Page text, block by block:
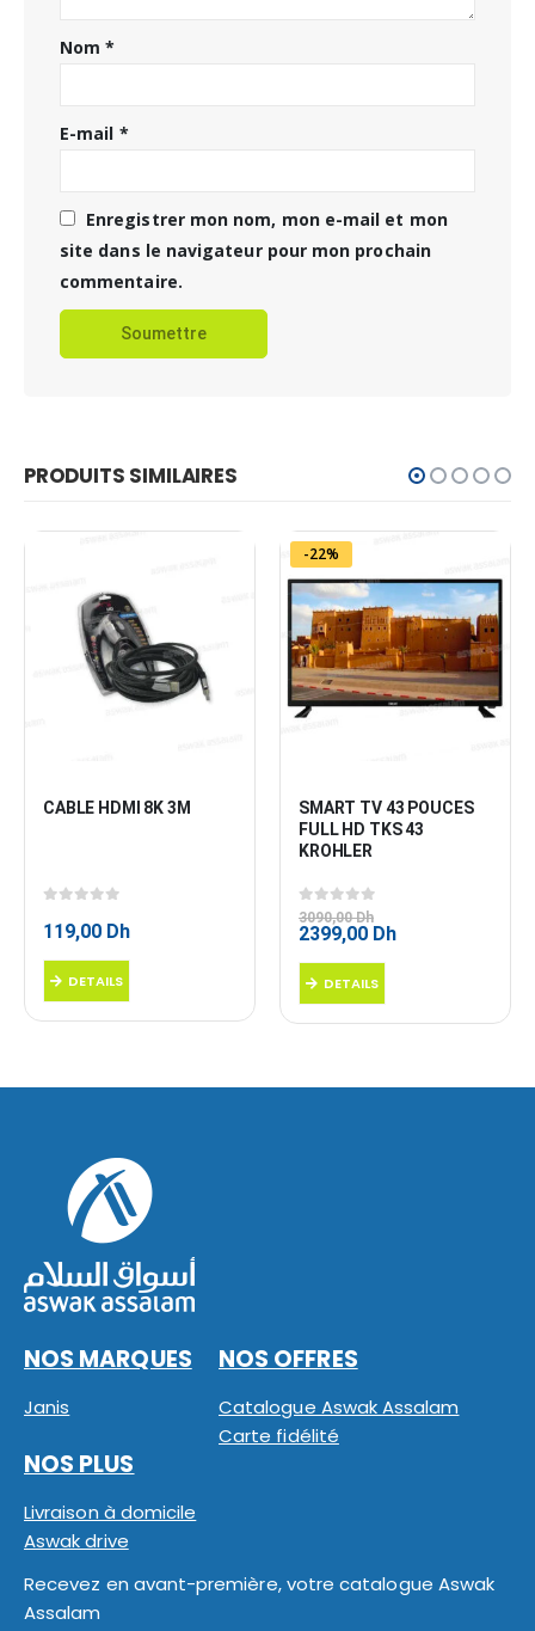
Nom*
E-mail *
Enregistrer mon nom, mon e-mail et mon
site dans le navigateur pour mon prochain
commentaire.
PRODUITS SIMILAIRES
CABLE HDMI 8K 3M
119,00 Dh
DETAILS
-22%
SMART TV 43 POUCES
FULL HD TKS 43
KROHLER
0sur 5
3090,00Dh
Le
était :
3090,00 Dh.
2399,00 DhLe
DETAILS
NOS MARQUES
Janis
NOS OFFRES
Catalogue Aswak Assalam
Carte fidélité
NOS PLUS
Livraison à domicile
Aswak drive
Recevez en avant-première, votre catalogue Aswak
Assalam